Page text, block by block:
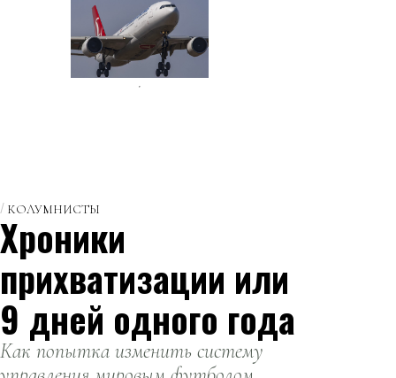
КОЛУМНИСТЫ
Хроники
прихватизации или
9 дней одного года
Как попытка изменить систему